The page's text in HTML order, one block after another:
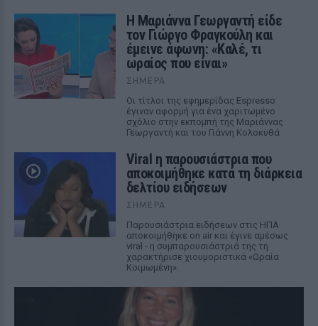
Η Μαριάννα Γεωργαντή είδε
τον Γιώργο Φραγκούλη και
έμεινε άφωνη: «Καλέ, τι
ωραίος που είναι»
ΣΉΜΕΡΑ
Οι τίτλοι της εφημερίδας Espresso
έγιναν αφορμή για ένα χαριτωμένο
σχόλιο στην εκπομπή της Μαριάννας
Γεωργαντή και του Γιάννη Κολοκυθά
Viral η παρουσιάστρια που
αποκοιμήθηκε κατά τη διάρκεια
δελτίου ειδήσεων
ΣΉΜΕΡΑ
Παρουσιάστρια ειδήσεων στις ΗΠΑ
αποκοιμήθηκε on air και έγινε αμέσως
viral - η συμπαρουσιάστριά της τη
χαρακτήρισε χιουμοριστικά «Ωραία
Κοιμωμένη».